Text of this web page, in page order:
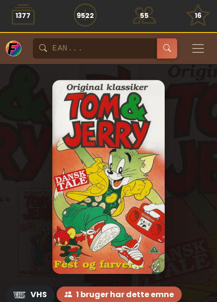
1377 9522 55 16
VHS
1 bruger har dette emne